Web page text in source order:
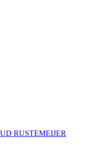
RUSTEMEIJER